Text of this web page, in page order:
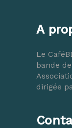
A
Le
bande
dirigée